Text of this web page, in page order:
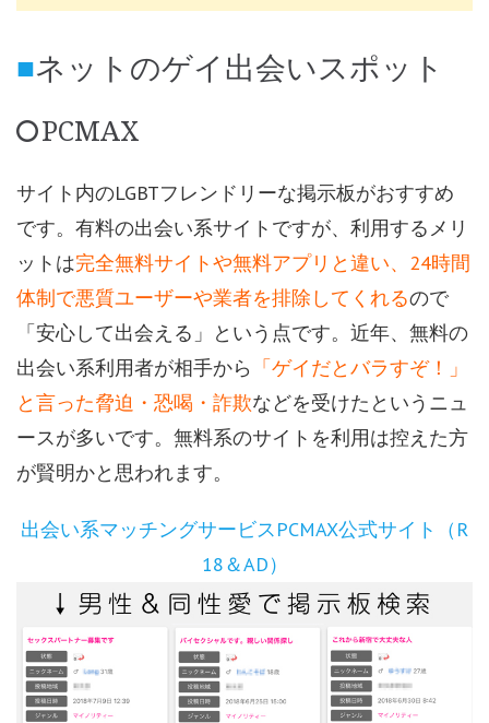
ネットのゲイ出会いスポット
PCMAX
サイト内のLGBTフレンドリーな掲示板がおすすめ
です。有料の出会い系サイトですが、利用するメリ
ットは完全無料サイトや無料アプリと違い、24時間
体制で悪質ユーザーや業者を排除してくれるので
「安心して出会える」という点です。近年、無料の
出会い系利用者が相手から 「ゲイだとバラすぞ！」
と言った脅迫・恐喝・詐欺などを受けたというニュ
ースが多いです。無料系のサイトを利用は控えた方
が賢明かと思われます。
出会い系マッチングサービスPCMAX公式サイト（R
18＆AD）